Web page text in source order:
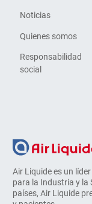
Air Liquide es un
para la Industria y la
países, Air Liquide
Noticias
Quienes somos
Responsabilidad
social